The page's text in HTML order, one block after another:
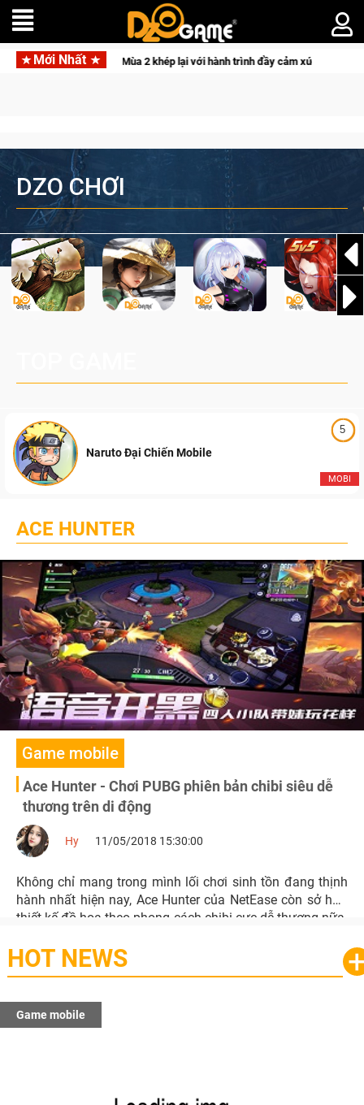
Mới Nhất
CFVL 2026 Mùa 2 khép lại với hành trình đầy cảm xúc, Team Falcons
DZO CHƠI
5
MOBI
Naruto Đại Chiến Mobile
ACE HUNTER
Game mobile
Ace Hunter - Chơi PUBG phiên bản chibi siêu dễ
thương trên di động
Hy 11/05/2018 15:30:00
Không chỉ mang trong mình lối chơi sinh tồn đang thịnh
hành nhất hiện nay, Ace Hunter của NetEase còn sở hữu
thiết kế đồ họa theo phong cách chibi cực dễ thương nữa.
HOT NEWS
Game mobile